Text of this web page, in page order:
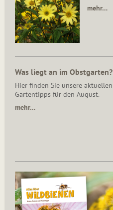
mehr…
Was liegt an im Obstgarten?
Hier finden Sie unsere aktuellen
Gartentipps für den August.
mehr…